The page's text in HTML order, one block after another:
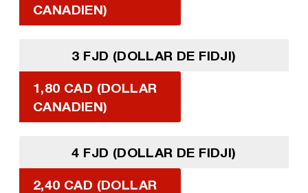
CANADIEN)
3 FJD (DOLLAR DE FIDJI)
1,80 CAD (DOLLAR
CANADIEN)
4 FJD (DOLLAR DE FIDJI)
2,40 CAD (DOLLAR